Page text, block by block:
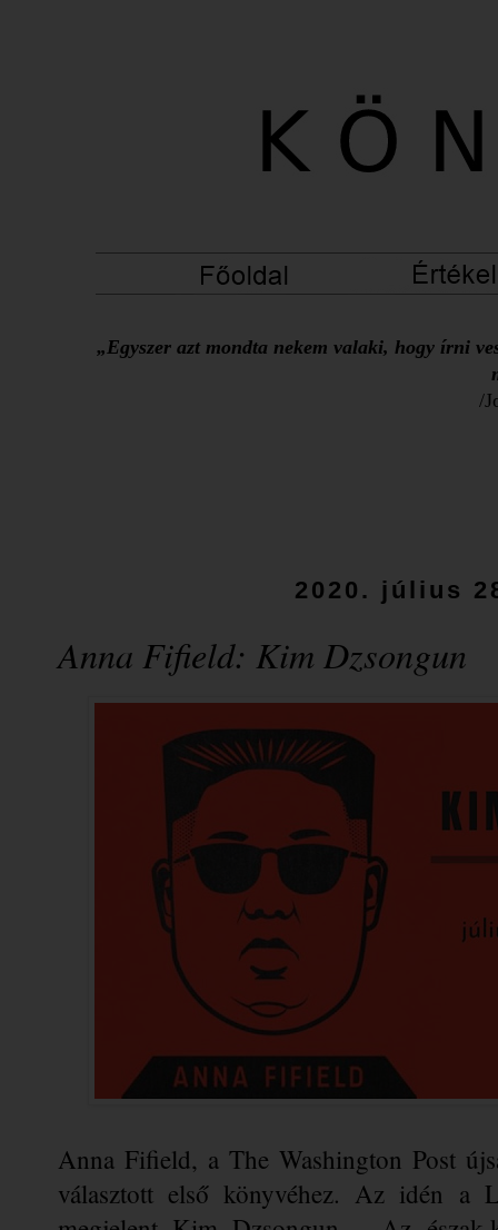
„Egyszer azt mondta nekem valaki, hogy írni
/
2020. július
Anna Fifield: Kim ​Dzsongun
Anna Fifield, a The Washington Post
választott első könyvéhez. Az idén